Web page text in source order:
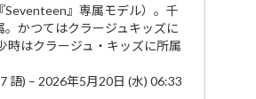
Seventeen』専属モデル）。千
。かつてはクラージュキッズに
時はクラージュ・キッズに所属
語) – 2026年5月20日 (水) 06:33